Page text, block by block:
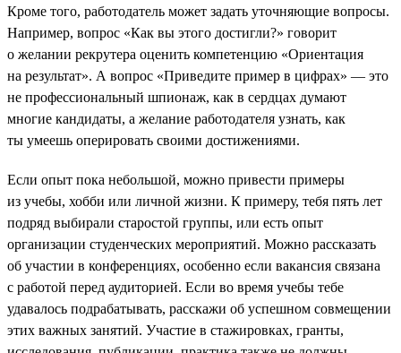
Кроме того, работодатель может задать уточняющие вопросы.
Например, вопрос «Как вы этого достигли?» говорит
о желании рекрутера оценить компетенцию «Ориентация
на результат». А вопрос «Приведите пример в цифрах» — это
не профессиональный шпионаж, как в сердцах думают
многие кандидаты, а желание работодателя узнать, как
ты умеешь оперировать своими достижениями.
Если опыт пока небольшой, можно привести примеры
из учебы, хобби или личной жизни. К примеру, тебя пять лет
подряд выбирали старостой группы, или есть опыт
организации студенческих мероприятий. Можно рассказать
об участии в конференциях, особенно если вакансия связана
с работой перед аудиторией. Если во время учебы тебе
удавалось подрабатывать, расскажи об успешном совмещении
этих важных занятий. Участие в стажировках, гранты,